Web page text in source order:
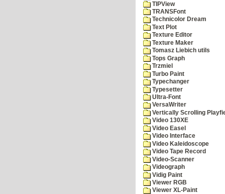
TIPView
TRANSFont
Technicolor Dream
Text Plot
Texture Editor
Texture Maker
Tomasz Liebich utils
Tops Graph
Trzmiel
Turbo Paint
Typechanger
Typesetter
Ultra-Font
VersaWriter
Vertically Scrolling
Video 130XE
Video Easel
Video Interface
Video Kaleidoscope
Video Tape Record
Video-Scanner
Videograph
Vidig Paint
Viewer RGB
Viewer XL-Paint